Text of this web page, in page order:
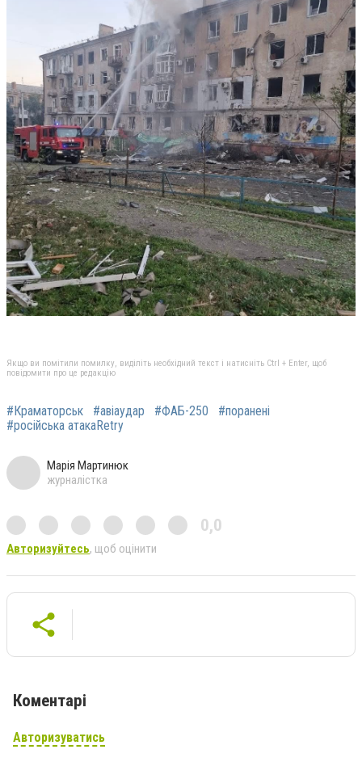
Якщо ви помітили помилку, виділіть необхідний текст і натисніть Ctrl + Enter, щоб
повідомити про це редакцію
#Краматорськ #авіаудар #ФАБ-250
#поранені
#російська атакаRetry
Марія Мартинюк
журналістка
0,0
Авторизуйтесь, щоб оцінити
Коментарі
Авторизуватись